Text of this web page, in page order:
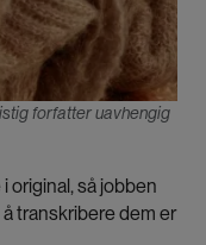
forfatter uavhengig
original, så jobben
transkribere dem er